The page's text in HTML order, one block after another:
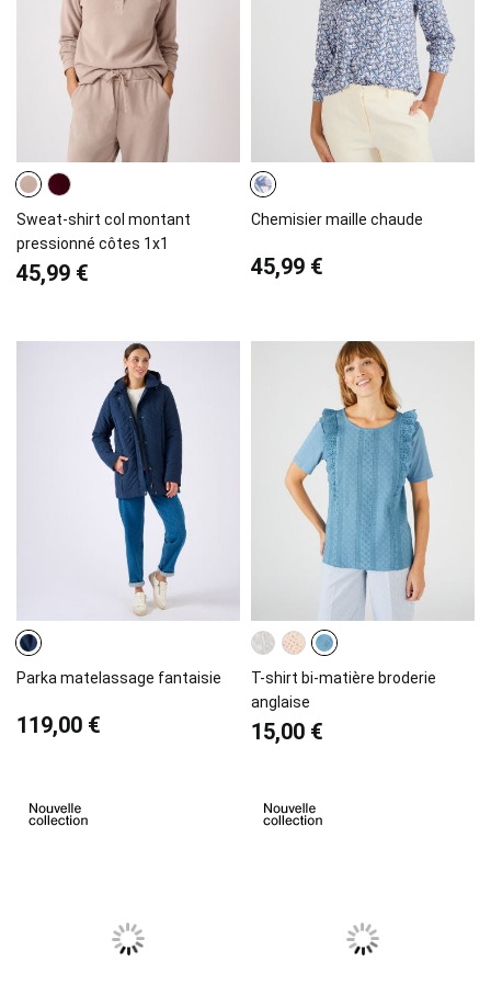
Sweat-shirt col montant
pressionné côtes 1x1
45,99 €
Chemisier maille chaude
45,99 €
Parka matelassage fantaisie
119,00 €
T-shirt bi-matière broderie
anglaise
15,00 €